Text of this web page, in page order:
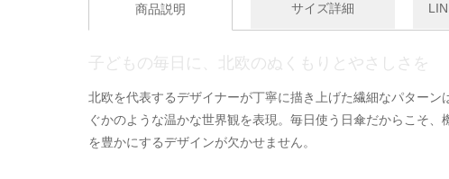
商品説明 サイズ詳細
子どもの毎日に、北欧のぬくもりとやさしさを
北欧を代表するデザイナーが丁寧に描き上げた繊細なパターン
ぐかのような温かな世界観を表現。毎日使う日傘だからこそ、
を豊かにするデザインが欠かせません。